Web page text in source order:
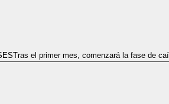
Tras el primer mes, comenzará la fase de